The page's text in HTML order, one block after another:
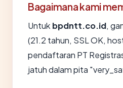
Bagaimana kami
Untuk bpdntt.co.id,
(21.2 tahun, SSL OK,
pendaftaran PT
jatuh dalam pita